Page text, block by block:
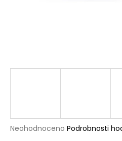
Průměrné
Neohodnoceno Podrobnosti
?
HLEDAT